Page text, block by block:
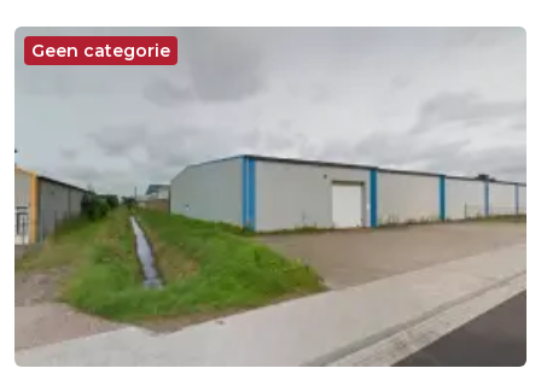
Geen categorie